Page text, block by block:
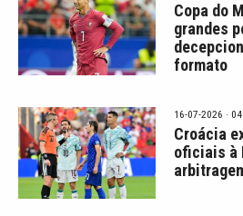
Copa do
grandes
formato
16-07-2026 ·
Croácia
oficiais à